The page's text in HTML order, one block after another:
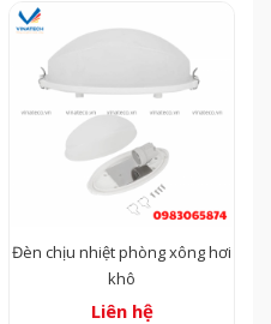
Đèn chịu nhiệt phòng xông hơi
khô
Liên hệ